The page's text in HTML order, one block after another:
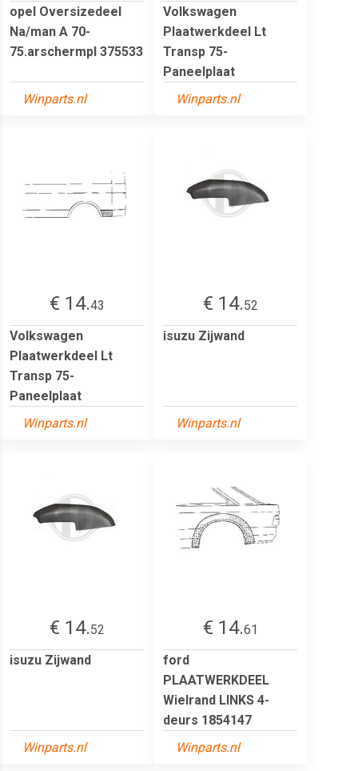
opel Oversizedeel
Na/man A 70-
75.arschermpl 375533
Winparts.nl
Volkswagen
Plaatwerkdeel Lt
Transp 75-
Paneelplaat
Winparts.nl
€ 14.43
Volkswagen
Plaatwerkdeel Lt
Transp 75-
Paneelplaat
Winparts.nl
€ 14.52
isuzu Zijwand
Winparts.nl
€ 14.52
isuzu Zijwand
Winparts.nl
€ 14.61
ford
PLAATWERKDEEL
Wielrand LINKS 4-
deurs 1854147
Winparts.nl